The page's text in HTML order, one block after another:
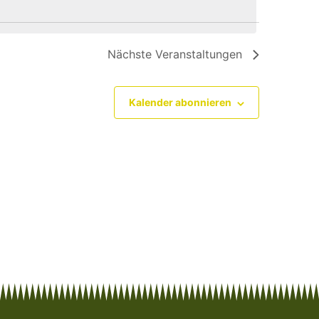
Nächste Veranstaltungen
Kalender abonnieren